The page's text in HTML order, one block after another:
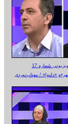
شماره 17
«دلنوا» / مهتاب‌نوردی